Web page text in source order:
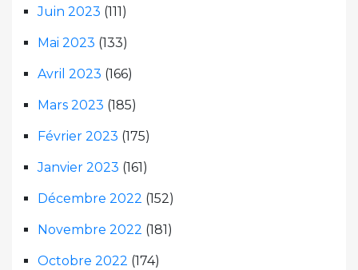
Juin 2023 (111)
Mai 2023 (133)
Avril 2023 (166)
Mars 2023 (185)
Février 2023 (175)
Janvier 2023 (161)
Décembre 2022 (152)
Novembre 2022 (181)
Octobre 2022 (174)